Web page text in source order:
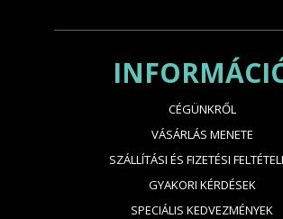
CÉGÜNKRŐL
VÁSÁRLÁS MENETE
SZÁLLÍTÁSI ÉS FIZETÉSI
GYAKORI KÉRDÉSEK
SPECIÁLIS KEDVEZMÉNYEK